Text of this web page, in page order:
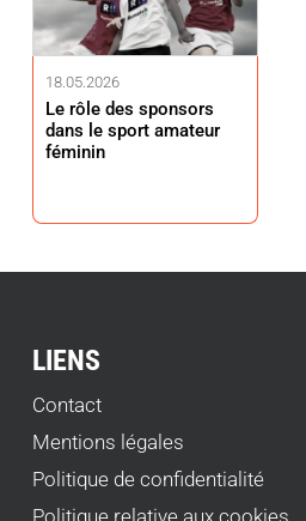
18.05.2026
Le rôle des sponsors
dans le sport amateur
féminin
LIENS
Contact
Mentions légales
Politique de confidentialité
Politique relative aux cookies